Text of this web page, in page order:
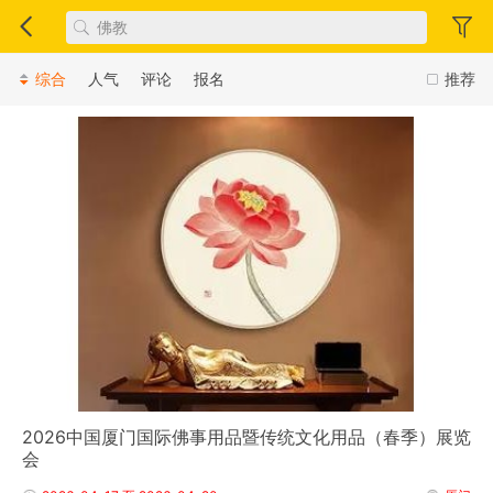
推荐
综合 人气 评论 报名
2026中国厦门国际佛事用品暨传统文化用品（春季）展览
会